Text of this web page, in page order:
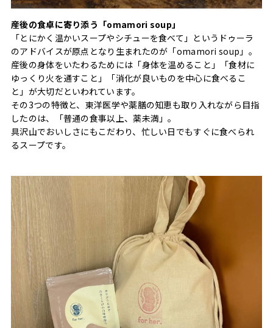
産後の食卓に寄り添う「omamori soup」
「とにかく温かいスープやシチューを食べて」というドゥーラ
のアドバイスが原点となり生まれたのが「omamori soup」。
産後の身体をいたわるためには「身体を温めること」「食材に
ゆっくり火を通すこと」「消化が良いものを中心に食べるこ
と」が大切だといわれています。
その3つの特徴と、東洋医学や薬膳の知恵も取り入れながら目指
したのは、「普通の食事以上、薬未満」。
具沢山でおいしさにもこだわり、忙しい日でもすぐに食べられ
るスープです。